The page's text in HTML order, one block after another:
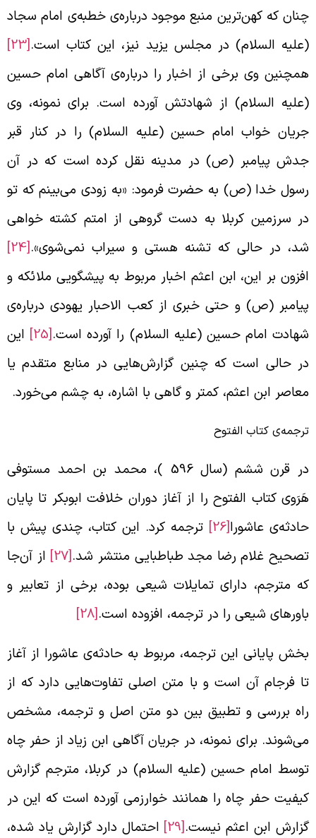
که کهن‌ترین منبع موجود درباره‌ی خطبه‌ی امام سجاد
السلام) در مجلس یزید نیز، این کتاب است.[23]
وی برخی از اخبار را درباره‌ی آگاهی امام حسین
السلام) از شهادتش آورده است. برای نمونه، وی
خواب امام حسین (علیه السلام) را در کنار قبر
پیامبر (ص) در مدینه نقل کرده است که در آن
خدا (ص) به حضرت فرمود: «به زودی می‌بینم که تو
سرزمین کربلا به دست گروهی از امتم کشته خواهی
در حالی که تشنه هستی و سیراب نمی‌شوی».[24]
بر این، ابن اعثم اخبار مربوط به پیشگویی ملائکه و
(ص) و حتی خبری از کعب الاحبار یهودی درباره‌ی
امام حسین (علیه السلام) را آورده است.[25]
این
حالی است که چنین گزارش‌هایی در منابع متقدم یا
ابن اعثم، کمتر و گاهی با اشاره، به چشم می‌خورد.
کتاب الفتوح
در قرن ششم (سال 596 )، محمد بن احمد مستوفی
کتاب الفتوح را از آغاز دوران خلافت ابوبکر تا پایان
عاشورا[26]
ترجمه کرد. این کتاب، چندی پیش با
غلام‌ رضا مجد طباطبایی منتشر شد.[27]
از آن‌جا
مترجم، دارای تمایلات شیعی بوده، برخی از تعابیر و
شیعی را در ترجمه‌، افزوده است.[28]
پایانی این ترجمه، مربوط به حادثه‌ی عاشورا از آغاز
فرجام آن است و با متن اصلی تفاوت‌هایی دارد که از
بررسی و تطبیق بین دو متن اصل و ترجمه، مشخص
برای نمونه، در جریان آگاهی ابن زیاد از حفر چاه
امام حسین (علیه السلام) در کربلا، مترجم گزارش
حفر چاه را همانند خوارزمی آورده است که این در
ابن اعثم نیست.[29]
احتمال دارد گزارش یاد شده،